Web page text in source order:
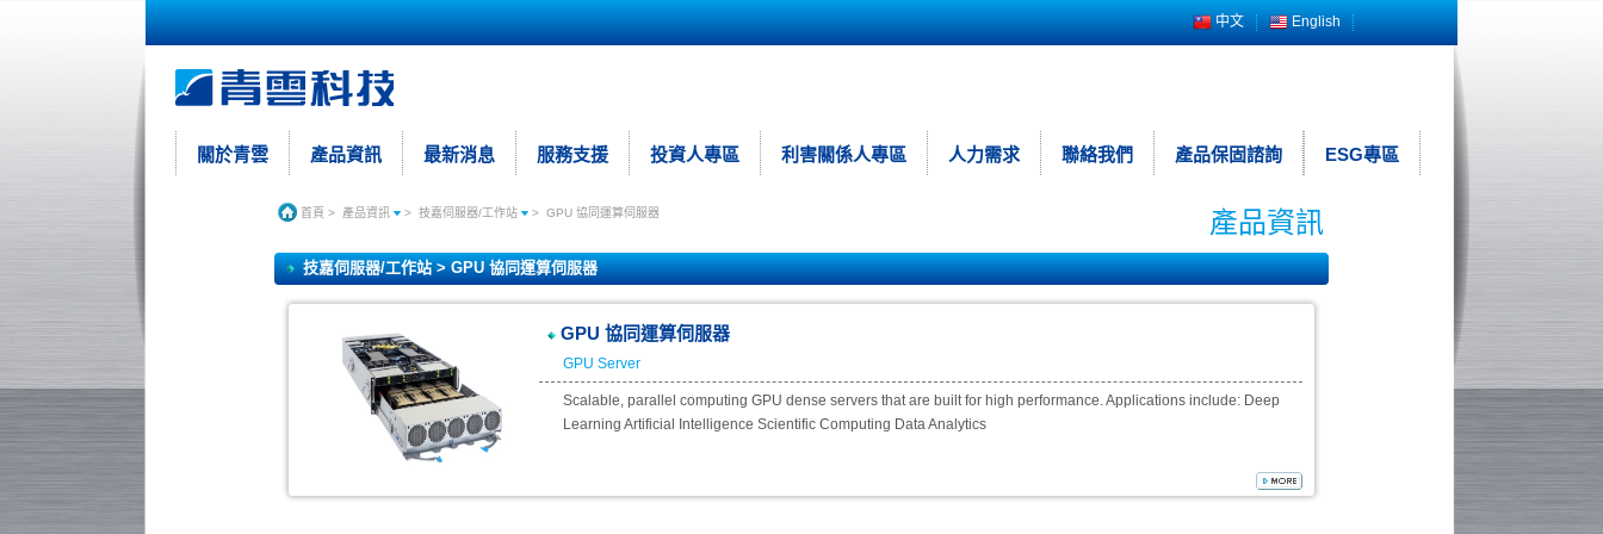
English
中文
關於青雲 產品資訊 最新消息 服務支援 投資人專區 利害關係人專區 人力需求 聯絡我們 產品保固諮詢 ESG專區
首頁 > 產品資訊 > 技嘉伺服器/工作站 > GPU 協同運算伺服器 產品資訊
技嘉伺服器/工作站 > GPU 協同運算伺服器
GPU 協同運算伺服器
GPU Server
Scalable, parallel computing GPU dense servers that are built for high performance. Applications include: Deep
Learning Artificial Intelligence Scientific Computing Data Analytics